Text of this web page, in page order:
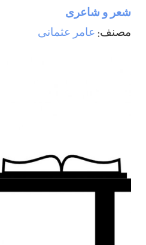
شعر و شاعری
مصنف: عامر عثمانی